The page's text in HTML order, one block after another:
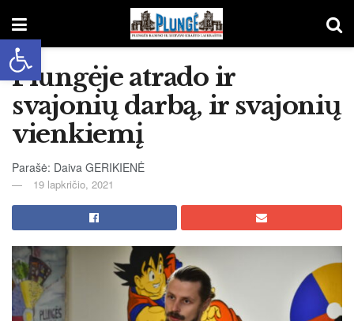
Open toolbar
Plungėje atrado ir
svajonių darbą, ir svajonių
vienkiemį
Parašė: Daiva GERIKIENĖ
19 lapkričio, 2021